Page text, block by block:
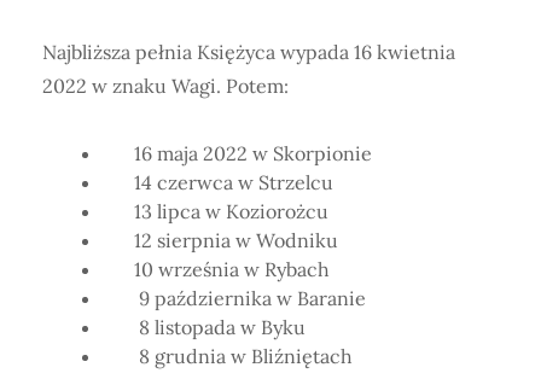
Najbliższa pełnia Księżyca wypada 16 kwietnia
2022 w znaku Wagi. Potem:
16 maja 2022 w Skorpionie
14 czerwca w Strzelcu
13 lipca w Koziorożcu
12 sierpnia w Wodniku
10 września w Rybach
9 października w Baranie
8 listopada w Byku
8 grudnia w Bliźniętach